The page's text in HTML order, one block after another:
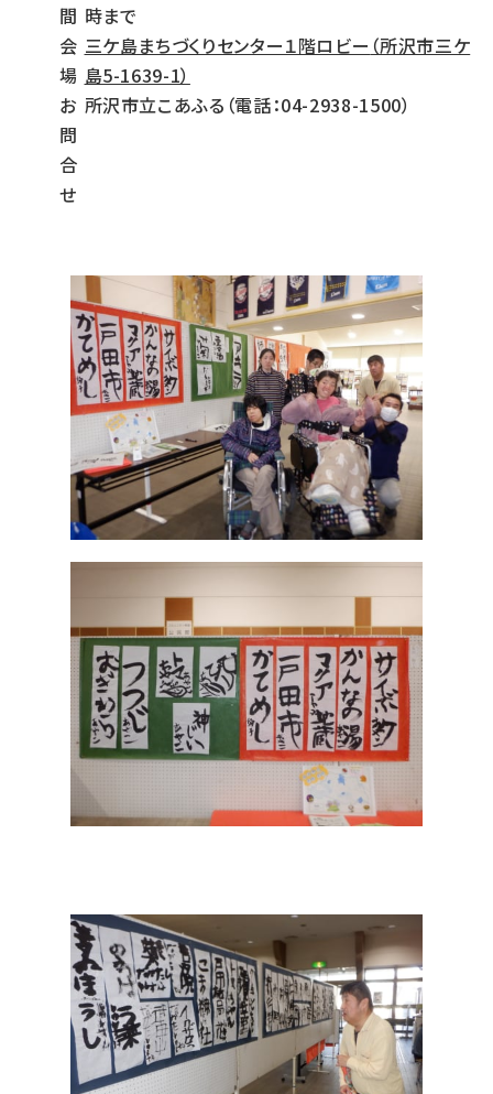
間 時まで
会
場
三ケ島まちづくりセンター１階ロビー （所沢市三ケ
島5-1639-1）
お
問
合
せ
所沢市立こあふる（電話：04-2938-1500）